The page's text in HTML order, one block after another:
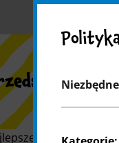
artykuły na lato